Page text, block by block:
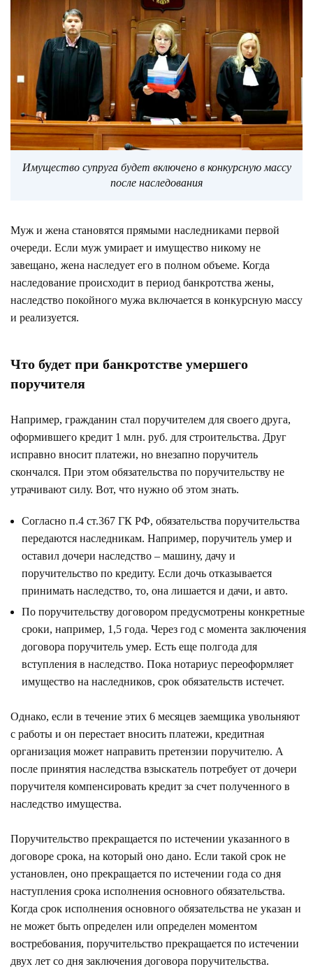
Имущество супруга будет включено в конкурсную массу
после наследования
Муж и жена становятся прямыми наследниками первой
очереди. Если муж умирает и имущество никому не
завещано, жена наследует его в полном объеме. Когда
наследование происходит в период банкротства жены,
наследство покойного мужа включается в конкурсную массу
и реализуется.
Что будет при банкротстве умершего
поручителя
Например, гражданин стал поручителем для своего друга,
оформившего кредит 1 млн. руб. для строительства. Друг
исправно вносит платежи, но внезапно поручитель
скончался. При этом обязательства по поручительству не
утрачивают силу. Вот, что нужно об этом знать.
Согласно п.4 ст.367 ГК РФ, обязательства поручительства
передаются наследникам. Например, поручитель умер и
оставил дочери наследство – машину, дачу и
поручительство по кредиту. Если дочь отказывается
принимать наследство, то, она лишается и дачи, и авто.
По поручительству договором предусмотрены конкретные
сроки, например, 1,5 года. Через год с момента заключения
договора поручитель умер. Есть еще полгода для
вступления в наследство. Пока нотариус переоформляет
имущество на наследников, срок обязательств истечет.
Однако, если в течение этих 6 месяцев заемщика увольняют
с работы и он перестает вносить платежи, кредитная
организация может направить претензии поручителю. А
после принятия наследства взыскатель потребует от дочери
поручителя компенсировать кредит за счет полученного в
наследство имущества.
Поручительство прекращается по истечении указанного в
договоре срока, на который оно дано. Если такой срок не
установлен, оно прекращается по истечении года со дня
наступления срока исполнения основного обязательства.
Когда срок исполнения основного обязательства не указан и
не может быть определен или определен моментом
востребования, поручительство прекращается по истечении
двух лет со дня заключения договора поручительства.